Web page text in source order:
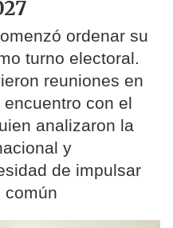
ordenar su
turno electoral.
reuniones en
con el
analizaron la
y
de impulsar
común